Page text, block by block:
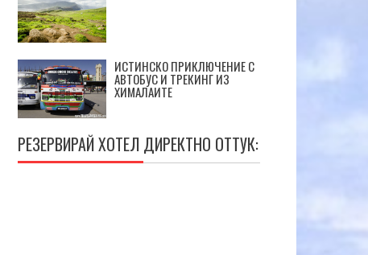
ИСТИНСКО ПРИКЛЮЧЕНИЕ С
АВТОБУС И ТРЕКИНГ ИЗ
ХИМАЛАИТЕ
РЕЗЕРВИРАЙ ХОТЕЛ ДИРЕКТНО ОТТУК: